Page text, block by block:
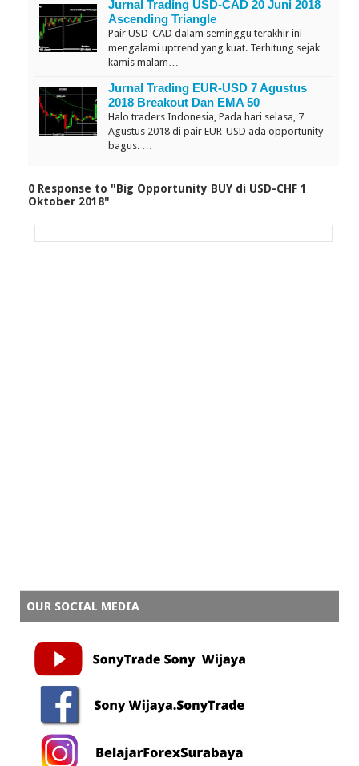
Jurnal Trading USD-CAD 20 Juni 2018
Ascending Triangle
Pair USD-CAD dalam seminggu terakhir ini
mengalami uptrend yang kuat. Terhitung sejak
kamis malam…
Jurnal Trading EUR-USD 7 Agustus
2018 Breakout Dan EMA 50
Halo traders Indonesia, Pada hari selasa, 7
Agustus 2018 di pair EUR-USD ada opportunity
bagus. …
0 Response to "Big Opportunity BUY di USD-CHF 1
Oktober 2018"
OUR SOCIAL MEDIA